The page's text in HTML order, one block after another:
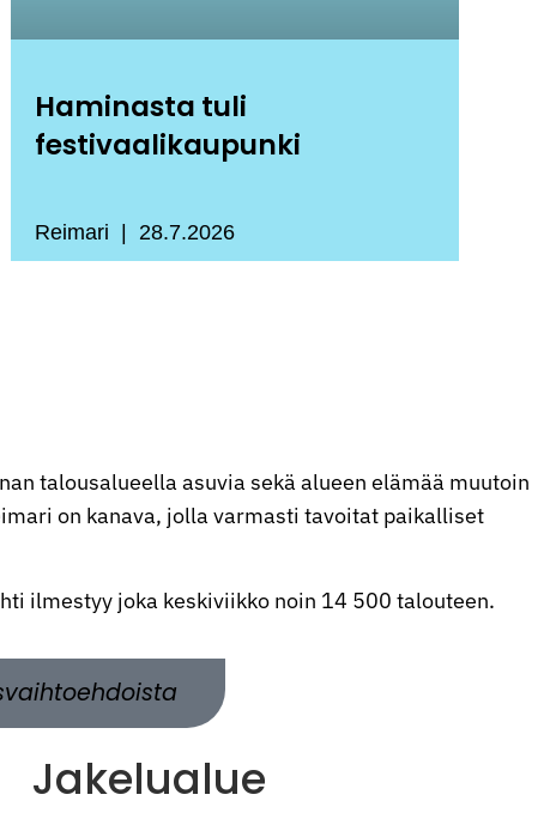
Haminasta tuli
festivaalikaupunki
Reimari 28.7.2026
talousalueella asuvia sekä alueen elämää muutoin
on kanava, jolla varmasti tavoitat paikalliset
ilmestyy joka keskiviikko noin 14 500 talouteen.
Jakelualue